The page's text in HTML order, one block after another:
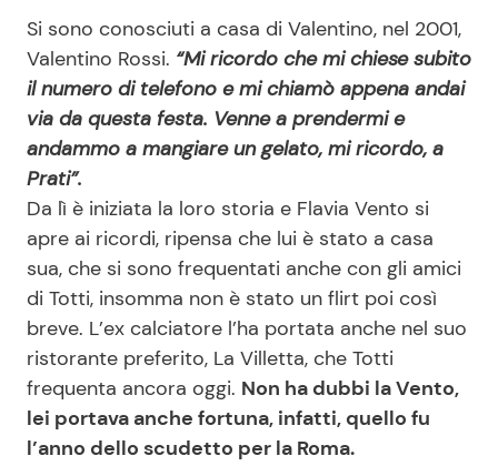
Si sono conosciuti a casa di Valentino, nel 2001,
Valentino Rossi. “Mi ricordo che mi chiese subito
il numero di telefono e mi chiamò appena andai
via da questa festa. Venne a prendermi e
andammo a mangiare un gelato, mi ricordo, a
Prati”.
Da lì è iniziata la loro storia e Flavia Vento si
apre ai ricordi, ripensa che lui è stato a casa
sua, che si sono frequentati anche con gli amici
di Totti, insomma non è stato un flirt poi così
breve. L’ex calciatore l’ha portata anche nel suo
ristorante preferito, La Villetta, che Totti
frequenta ancora oggi. Non ha dubbi la Vento,
lei portava anche fortuna, infatti, quello fu
l’anno dello scudetto per la Roma.